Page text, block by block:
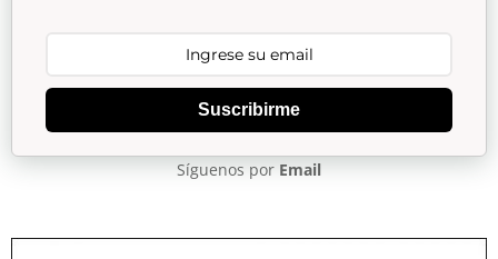
Suscribirme
Síguenos por Email